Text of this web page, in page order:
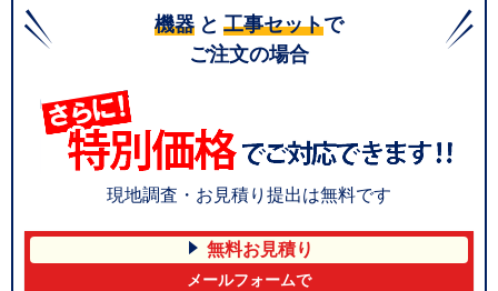
機器 と 工事セットで
ご注文の場合
現地調査・お見積り提出は無料です
無料お見積り
メールフォームで